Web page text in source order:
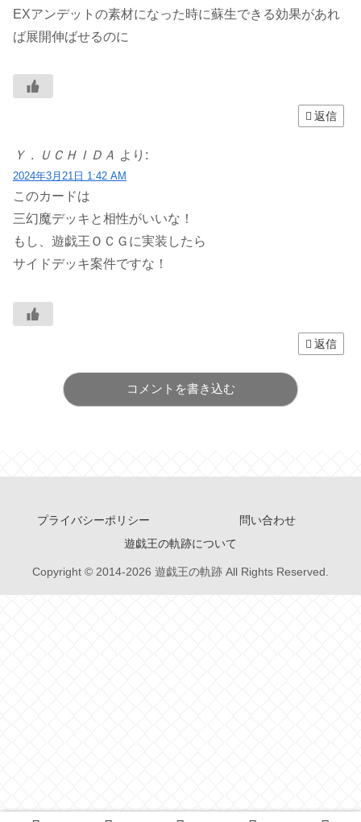
EXアンデットの素材になった時に蘇生できる効果があれ
ば展開伸ばせるのに
返信
Ｙ．ＵＣＨＩＤＡ より:
2024年3月21日 1:42 AM
このカードは
三幻魔デッキと相性がいいな！
もし、遊戯王ＯＣＧに実装したら
サイドデッキ案件ですな！
返信
コメントを書き込む
プライバシーポリシー
問い合わせ
遊戯王の軌跡について
Copyright © 2014-2026 遊戯王の軌跡 All Rights Reserved.